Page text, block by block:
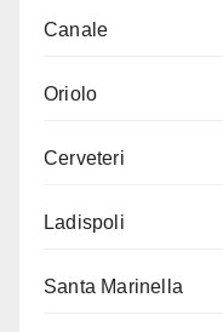
Canale
Oriolo
Cerveteri
Ladispoli
Santa Marinella